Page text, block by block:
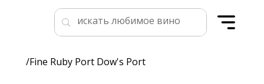
/Fine Ruby Port Dow's Port